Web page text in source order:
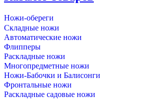
Ножи-обереги
Складные ножи
Автоматические ножи
Флипперы
Раскладные ножи
Многопредметные ножи
Ножи-Бабочки и Балисонги
Фронтальные ножи
Раскладные садовые ножи